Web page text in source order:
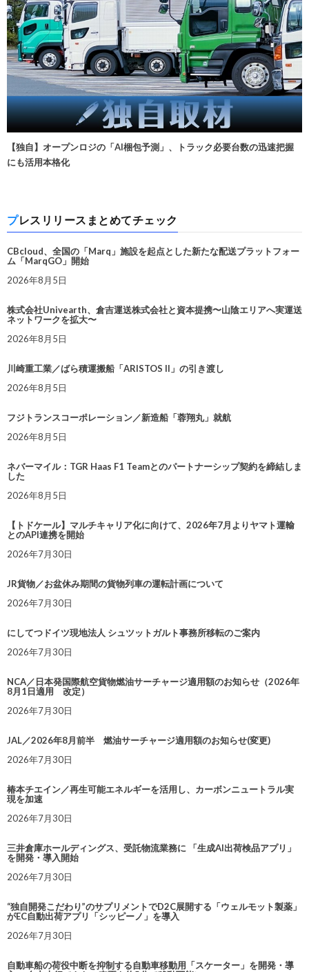
【独自】オープンロジの「AI梱包予測」、トラック必要台数の迅速把握
にも活用本格化
プレスリリースまとめてチェック
CBcloud、全国の「Marq」施設を起点とした新たな配送プラットフォー
ム「MarqGO」開始
2026年8月5日
株式会社Univearth、倉吉運送株式会社と資本提携〜山陰エリアへ実運送
ネットワークを拡大〜
2026年8月5日
川崎重工業／ばら積運搬船「ARISTOS II」の引き渡し
2026年8月5日
フジトランスコーポレーション／新造船「蓉翔丸」就航
2026年8月5日
ネバーマイル：TGR Haas F1 Teamとのパートナーシップ契約を締結しま
した
2026年8月5日
【トドケール】マルチキャリア化に向けて、2026年7月よりヤマト運輸
とのAPI連携を開始
2026年7月30日
JR貨物／お盆休み期間の貨物列車の運転計画について
2026年7月30日
にしてつドイツ現地法人 シュツットガルト事務所移転のご案内
2026年7月30日
NCA／日本発国際航空貨物燃油サーチャージ適用額のお知らせ（2026年
8月1日適用 改定）
2026年7月30日
JAL／2026年8月前半 燃油サーチャージ適用額のお知らせ(変更)
2026年7月30日
椿本チエイン／再生可能エネルギーを活用し、カーボンニュートラル実
現を加速
2026年7月30日
三井倉庫ホールディングス、受託物流業務に 「生成AI出荷検品アプリ」
を開発・導入開始
2026年7月30日
“独自開発こだわり”のサプリメントでD2C展開する「ウェルモット製薬」
がEC自動出荷アプリ「シッピーノ」を導入
2026年7月30日
自動車船の荷役中断を抑制する自動車移動用「スケーター」を開発・導